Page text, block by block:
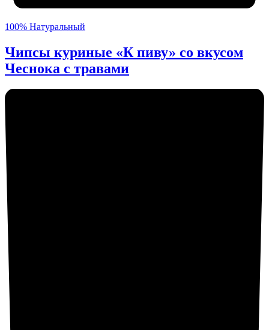
100% Натуральный
Чипсы куриные «К пиву» со вкусом
Чеснока с травами